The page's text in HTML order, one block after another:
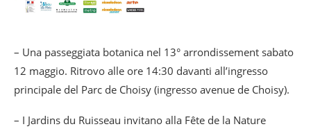
– Una passeggiata botanica nel 13° arrondissement sabato
12 maggio. Ritrovo alle ore 14:30 davanti all’ingresso
principale del Parc de Choisy (ingresso avenue de Choisy).
– I Jardins du Ruisseau invitano alla Fête de la Nature